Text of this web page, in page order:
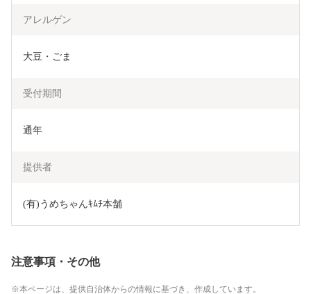
アレルゲン
大豆・ごま
受付期間
通年
提供者
(有)うめちゃんｷﾑﾁ本舗
注意事項・その他
本ページは、提供自治体からの情報に基づき、作成しています。